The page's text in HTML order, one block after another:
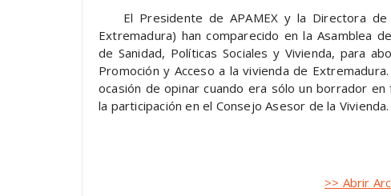
El Presidente de APAMEX y la Directora de
Extremadura) han comparecido en la Asamblea
de Sanidad, Políticas Sociales y Vivienda, para
Promoción y Acceso a la vivienda de
ocasión de opinar cuando era sólo un borrador
la participación en el Consejo Asesor de la Vivienda.
>> Abrir